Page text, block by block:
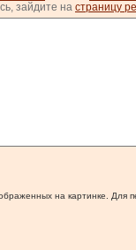
зайдите на страницу
на картинке. Для